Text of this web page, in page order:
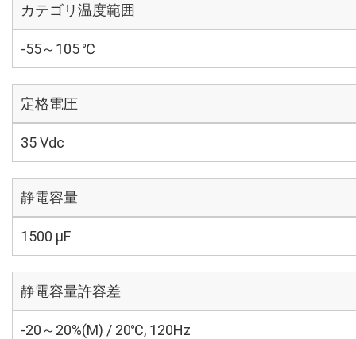
カテゴリ温度範囲
-55～105 ℃
定格電圧
35 Vdc
静電容量
1500 µF
静電容量許容差
-20～20%(M) / 20℃, 120Hz